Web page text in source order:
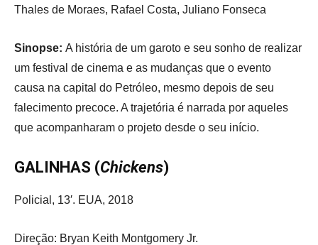
Thales de Moraes, Rafael Costa, Juliano Fonseca
Sinopse: A história de um garoto e seu sonho de realizar
um festival de cinema e as mudanças que o evento
causa na capital do Petróleo, mesmo depois de seu
falecimento precoce. A trajetória é narrada por aqueles
que acompanharam o projeto desde o seu início.
GALINHAS (Chickens)
Policial, 13′. EUA, 2018
Direção: Bryan Keith Montgomery Jr.